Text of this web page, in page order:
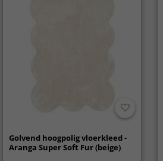
Golvend hoogpolig vloerkleed -
Aranga Super Soft Fur (beige)